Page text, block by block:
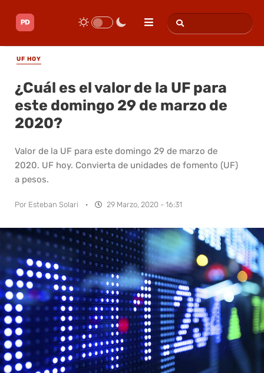
UF HOY
¿Cuál es el valor de la UF para
este domingo 29 de marzo de
2020?
Valor de la UF para este domingo 29 de marzo de
2020. UF hoy. Convierta de unidades de fomento (UF)
a pesos.
Por Esteban Solari · 29 Marzo, 2020 - 16:31